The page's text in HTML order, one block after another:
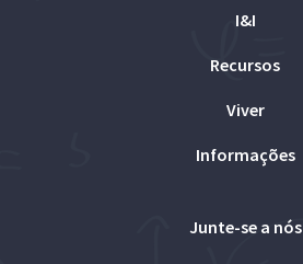
I&I
Recursos
Viver
Informações
Junte-se a nós